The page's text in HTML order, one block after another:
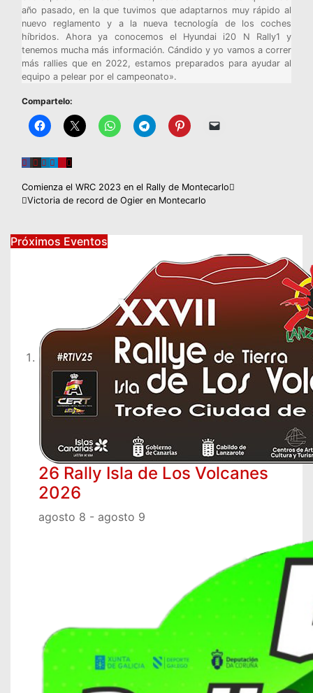
año pasado, en la que tuvimos que adaptarnos muy rápido al
nuevo reglamento y a la nueva tecnología de los coches
híbridos. Ahora ya conocemos el Hyundai i20 N Rally1 y
tenemos mucha más información. Cándido y yo vamos a correr
más rallies que en 2022, estamos preparados para ayudar al
equipo a pelear por el campeonato».
Compartelo:
Navegación
entradas
Comienza el WRC 2023 en el Rally de Montecarlo
Victoria de record de Ogier en Montecarlo
Próximos Eventos
26 Rally Isla de Los Volcanes
2026
agosto 8 - agosto 9